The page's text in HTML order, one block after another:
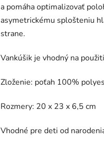
a pomáha optimalizovať
asymetrickému splošteniu
strane.
Vankúšik je vhodný na
Zloženie: poťah 100%
Rozmery: 20 x 23 x 6,5 cm
Vhodné pre deti od